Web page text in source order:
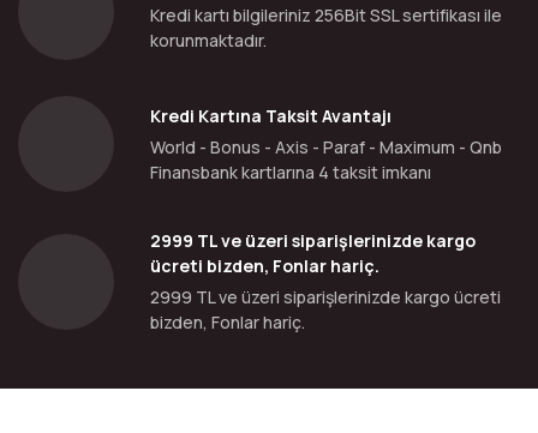
Kredi kartı bilgileriniz 256Bit SSL sertifikası ile
korunmaktadır.
Kredi Kartına Taksit Avantajı
World - Bonus - Axis - Paraf - Maximum - Qnb
Finansbank kartlarına 4 taksit imkanı
2999 TL ve üzeri siparişlerinizde kargo
ücreti bizden, Fonlar hariç.
2999 TL ve üzeri siparişlerinizde kargo ücreti
bizden, Fonlar hariç.